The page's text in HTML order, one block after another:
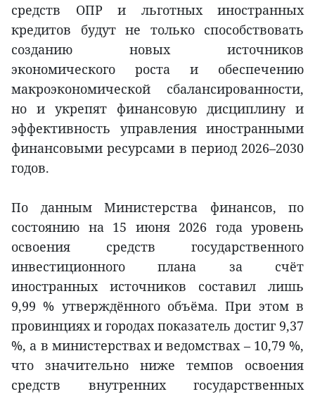
средств ОПР и льготных иностранных
кредитов будут не только способствовать
созданию новых источников
экономического роста и обеспечению
макроэкономической сбалансированности,
но и укрепят финансовую дисциплину и
эффективность управления иностранными
финансовыми ресурсами в период 2026–2030
годов.
По данным Министерства финансов, по
состоянию на 15 июня 2026 года уровень
освоения средств государственного
инвестиционного плана за счёт
иностранных источников составил лишь
9,99 % утверждённого объёма. При этом в
провинциях и городах показатель достиг 9,37
%, а в министерствах и ведомствах – 10,79 %,
что значительно ниже темпов освоения
средств внутренних государственных